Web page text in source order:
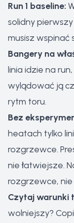
Run 1 baseline:
solidny
musisz wspinać
Bangery na
linia idzie na
wylądować ją
rytm toru.
Bez
heatach tylko
rozgrzewce.
nie łatwiejsze.
rozgrzewce,
Czytaj warunki
wolniejszy?